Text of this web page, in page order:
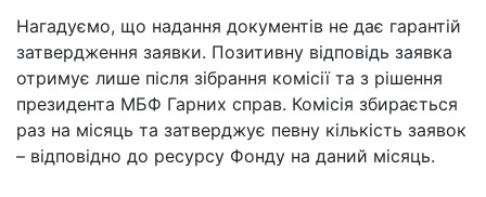
Нагадуємо, що надання документів не дає гарантій
затвердження заявки. Позитивну відповідь заявка
отримує лише після зібрання комісії та з рішення
президента МБФ Гарних справ. Комісія збирається
раз на місяць та затверджує певну кількість заявок
– відповідно до ресурсу Фонду на даний місяць.